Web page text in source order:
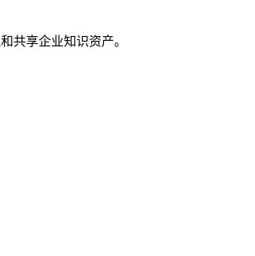
共享企业知识资产。